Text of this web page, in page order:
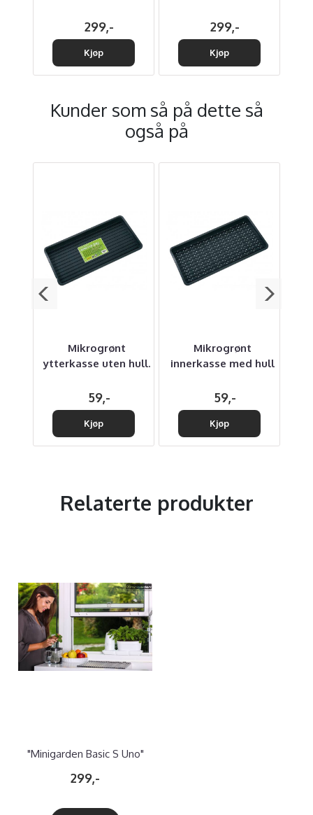
299,-
Kjøp
299,-
Kjøp
Kunder som så på dette så
også på
Mikrogrønt
ytterkasse uten hull.
59,-
Kjøp
Mikrogrønt
innerkasse med hull
59,-
Kjøp
Relaterte produkter
"Minigarden Basic S Uno"
299,-